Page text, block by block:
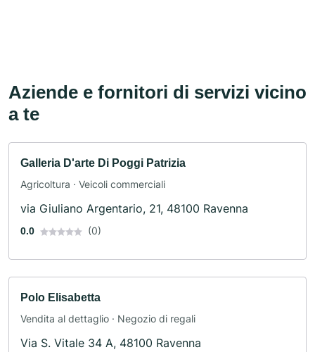
Aziende e fornitori di servizi vicino
a te
Galleria D'arte Di Poggi Patrizia
Agricoltura · Veicoli commerciali
via Giuliano Argentario, 21, 48100 Ravenna
0.0 (0)
Polo Elisabetta
Vendita al dettaglio · Negozio di regali
Via S. Vitale 34 A, 48100 Ravenna